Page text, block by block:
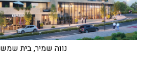
נווה שמיר, בית שמש